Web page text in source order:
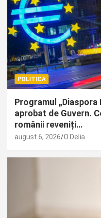
POLITICA
Programul
aprobat de Guvern.
românii reveniți…
august 6, 2026 O Delia